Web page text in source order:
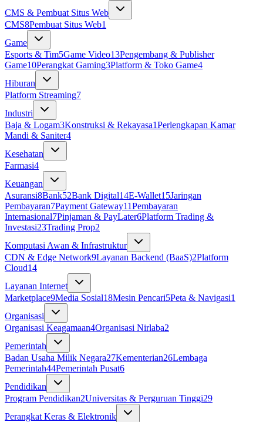
CMS & Pembuat Situs Web
CMS8Pembuat Situs Web1
Game
Esports & Tim5Game Video13Pengembang & Publisher
Game10Perangkat Gaming3Platform & Toko Game4
Hiburan
Platform Streaming7
Industri
Baja & Logam3Konstruksi & Rekayasa1Perlengkapan Kamar
Mandi & Saniter4
Kesehatan
Farmasi4
Keuangan
Asuransi8Bank52Bank Digital14E-Wallet15Jaringan
Pembayaran7Payment Gateway11Pembayaran
Internasional7Pinjaman & PayLater6Platform Trading &
Investasi23Trading Prop2
Komputasi Awan & Infrastruktur
CDN & Edge Network9Layanan Backend (BaaS)2Platform
Cloud14
Layanan Internet
Marketplace9Media Sosial18Mesin Pencari5Peta & Navigasi1
Organisasi
Organisasi Keagamaan4Organisasi Nirlaba2
Pemerintah
Badan Usaha Milik Negara27Kementerian26Lembaga
Pemerintah44Pemerintah Pusat6
Pendidikan
Program Pendidikan2Universitas & Perguruan Tinggi29
Perangkat Keras & Elektronik